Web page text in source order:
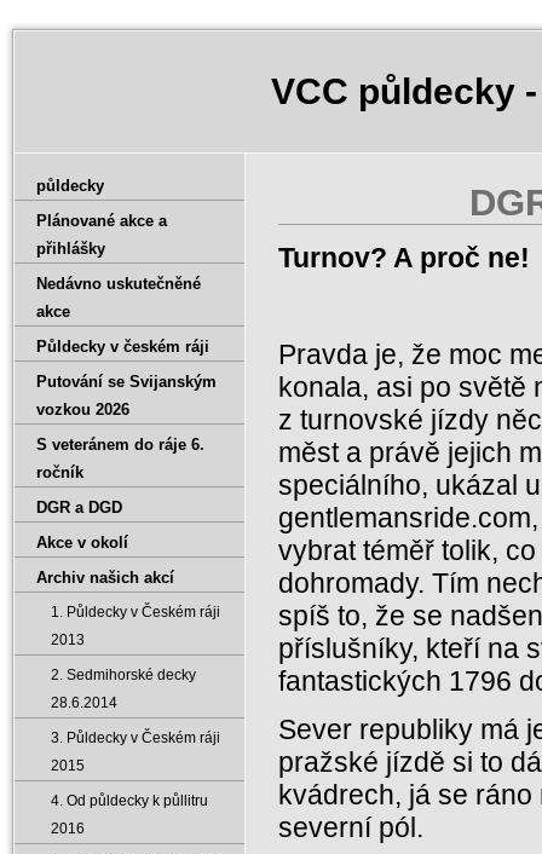
VCC půldecky
Turnov? A proč ne!
Pravda je, že moc
konala, asi po světě
z turnovské jízdy
měst a právě jejich
speciálního, ukázal
vybrat téměř tolik,
dohromady. Tím
spíš to, že se
příslušníky, kteří na
fantastických 1796
Sever republiky má
pražské jízdě si to
kvádrech, já se
severní pól.
půldecky
Plánované akce a
přihlášky
Nedávno uskutečněné
akce
Půldecky v českém ráji
Putování se Svijanským
vozkou 2026
S veteránem do ráje 6.
ročník
DGR a DGD
Akce v okolí
Archiv našich akcí
1. Půldecky v Českém ráji
2013
2. Sedmihorské decky
28.6.2014
3. Půldecky v Českém ráji
2015
4. Od půldecky k půllitru
2016